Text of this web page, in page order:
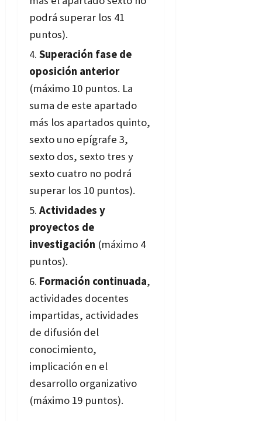
podrá superar los 41
puntos).
Superación fase de
oposición anterior
(máximo 10 puntos. La
suma de este apartado
más los apartados quinto,
sexto uno epígrafe 3,
sexto dos, sexto tres y
sexto cuatro no podrá
superar los 10 puntos).
Actividades y
proyectos de
investigación (máximo 4
puntos).
Formación continuada,
actividades docentes
impartidas, actividades
de difusión del
conocimiento,
implicación en el
desarrollo organizativo
(máximo 19 puntos).